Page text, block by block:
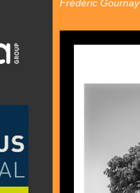
Frédéric Gournay